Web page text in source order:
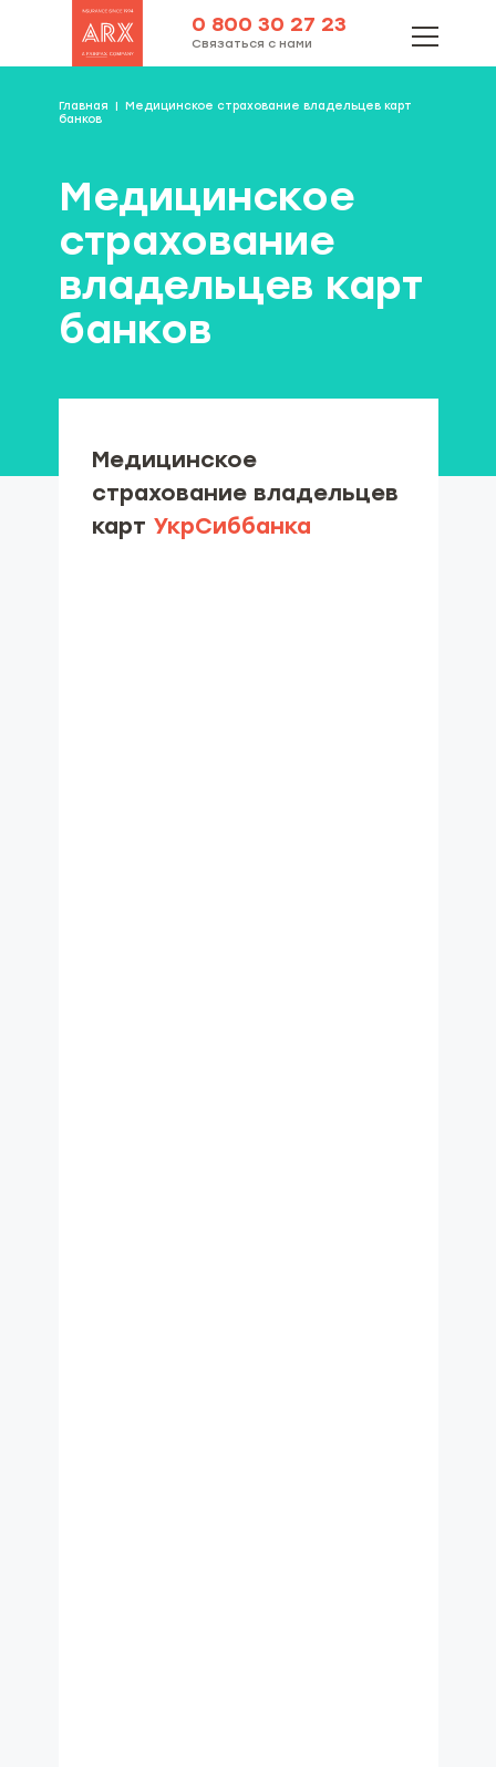
0 800 30 27 23
Связаться с нами
Главная
Медицинское страхование владельцев карт
банков
Медицинское
страхование
владельцев карт
банков
Медицинское
страхование владельцев
карт УкрСиббанка